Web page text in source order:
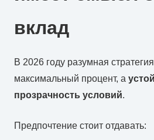
вклад
В 2026 году разумная
максимальный процент, а
прозрачность условий.
Предпочтение стоит отдавать: